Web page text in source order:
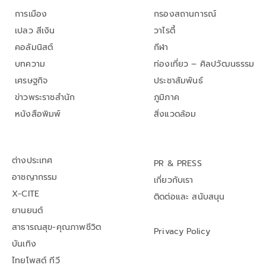
การเมือง
เปลว สีเงิน
คอลัมนิสต์
บทความ
เศรษฐกิจ
ข่าวพระราชสำนัก
หนังสือพิมพ์
กรองสถานการณ์
วาไรตี้
กีฬา
ท่องเที่ยว – ศิลปวัฒนธรรม
ประชาสัมพันธ์
ภูมิภาค
สิ่งแวดล้อม
ต่างประเทศ
อาชญากรรม
X-CITE
ยานยนต์
สาธารณสุข-คุณภาพชีวิต
บันเทิง
ไทยโพสต์ ทีวี
PR & PRESS
เกี่ยวกับเรา
ติดต่อและ สนับสนุน
Privacy Policy